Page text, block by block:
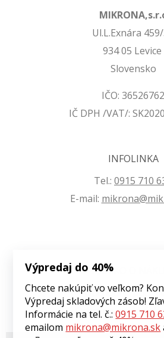
Ul.L.Exnára
934 05 Levice
Slovensko
IČO: 36526762
IČ DPH /VAT/:
INFOLINKA
Tel.: 0915 710
E-mail:
VŠETKO O
Obchodné
Ochrana osobných
Výpredaj do 40%
Chcete nakúpiť vo veľkom?
Výpredaj skladových zásob!
Informácie na tel. č.:0915 710
emailom mikrona@mikrona.sk